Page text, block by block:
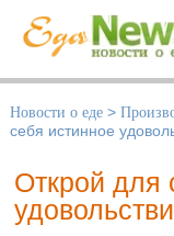
Новости о еде >
себя истинное
Открой для